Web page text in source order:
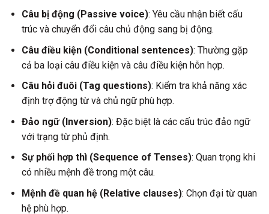
Câu bị động (Passive voice): Yêu cầu nhận biết cấu
trúc và chuyển đổi câu chủ động sang bị động.
Câu điều kiện (Conditional sentences): Thường gặp
cả ba loại câu điều kiện và câu điều kiện hỗn hợp.
Câu hỏi đuôi (Tag questions): Kiểm tra khả năng xác
định trợ động từ và chủ ngữ phù hợp.
Đảo ngữ (Inversion): Đặc biệt là các cấu trúc đảo ngữ
với trạng từ phủ định.
Sự phối hợp thì (Sequence of Tenses): Quan trọng khi
có nhiều mệnh đề trong một câu.
Mệnh đề quan hệ (Relative clauses): Chọn đại từ quan
hệ phù hợp.